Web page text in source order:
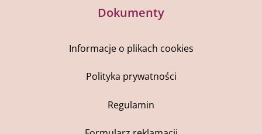
Dokumenty
Informacje o plikach cookies
Polityka prywatności
Regulamin